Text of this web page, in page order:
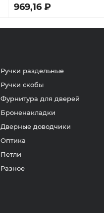
969,16 ₽
Ручки раздельные
Ручки скобы
Фурнитура для дверей
Броненакладки
Дверные доводчики
Оптика
Петли
Разное